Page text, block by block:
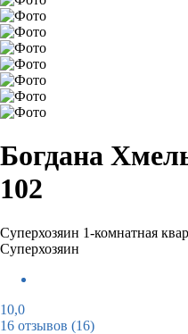
Богдана
102
Суперхозяин 1-комнатная
Суперхозяин
10,0
16 отзывов (16)